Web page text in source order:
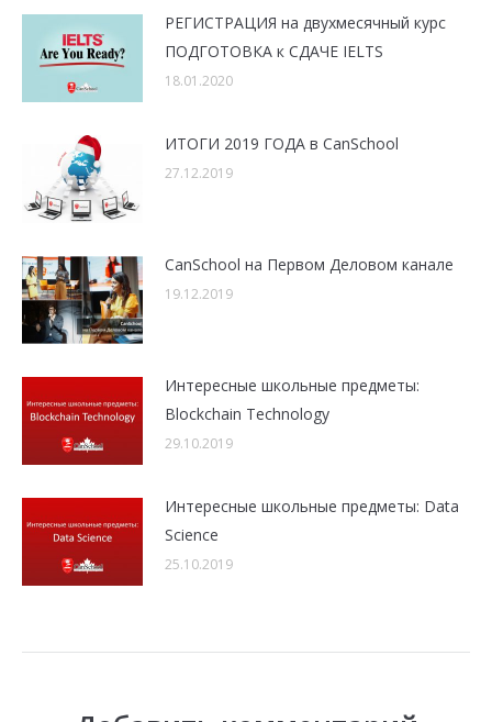
РЕГИСТРАЦИЯ на двухмесячный курс
ПОДГОТОВКА к СДАЧЕ IELTS
18.01.2020
ИТОГИ 2019 ГОДА в CanSchool
27.12.2019
CanSchool на Первом Деловом канале
19.12.2019
Интересные школьные предметы:
Blockchain Technology
29.10.2019
Интересные школьные предметы: Data
Science
25.10.2019